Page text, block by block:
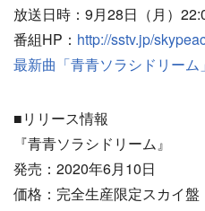
放送日時：9月28日（月）
番組HP： http://sstv.jp/
最新曲「青青ソラシドリー
■リリース情報
『青青ソラシドリーム』
発売：2020年6月10日
価格：完全生産限定スカイ